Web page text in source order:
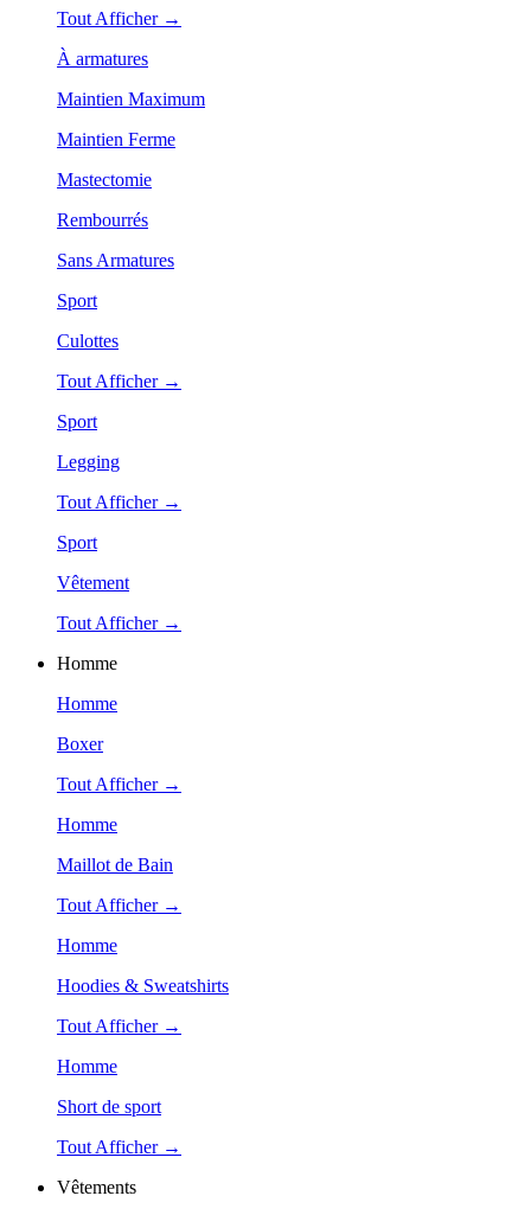
Tout Afficher →
À armatures
Maintien Maximum
Maintien Ferme
Mastectomie
Rembourrés
Sans Armatures
Sport
Culottes
Tout Afficher →
Sport
Legging
Tout Afficher →
Sport
Vêtement
Tout Afficher →
Homme
Homme
Boxer
Tout Afficher →
Homme
Maillot de Bain
Tout Afficher →
Homme
Hoodies & Sweatshirts
Tout Afficher →
Homme
Short de sport
Tout Afficher →
Vêtements